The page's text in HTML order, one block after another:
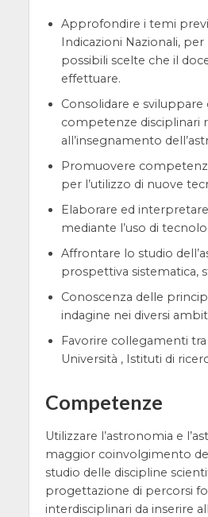
Approfondire i temi
Indicazioni Nazionali,
possibili scelte che il
effettuare.
Consolidare e sviluppare
competenze disciplinari
all’insegnamento
Promuovere
per l’utilizzo di nuove
Elaborare ed
mediante l’uso di
Affrontare lo studio
prospettiva sistematica,
Conoscenza delle
indagine nei diversi
Favorire collegamenti tra
Università , Istituti di
Competenze
Utilizzare l’astronomia e
maggior coinvolgimento
studio delle discipline
progettazione di percorsi
interdisciplinari da inserire